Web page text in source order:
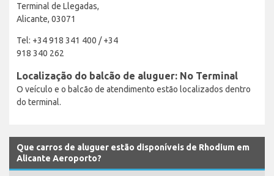
Terminal de Llegadas,
Alicante, 03071
Tel: +34 918 341 400 / +34
918 340 262
Localização do balcão de aluguer: No Terminal
O veículo e o balcão de atendimento estão localizados dentro
do terminal.
Que carros de aluguer estão disponíveis de Rhodium em
Alicante Aeroporto?